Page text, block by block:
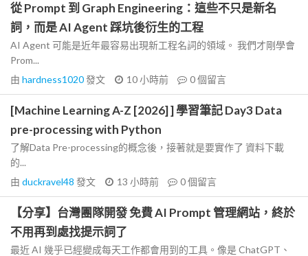
從 Prompt 到 Graph Engineering：這些不只是新名
詞，而是 AI Agent 踩坑後衍生的工程
AI Agent 可能是近年最容易出現新工程名詞的領域。 我們才剛學會
Prom...
由 hardness1020發文 10 小時前 0個留言
[Machine Learning A-Z [2026] ] 學習筆記 Day3 Data
pre-processing with Python
了解Data Pre-processing的概念後，接著就是要實作了 資料下載
的...
由 duckravel48 發文 13 小時前 0個留言
【分享】台灣團隊開發 免費 AI Prompt 管理網站，終於
不用再到處找提示詞了
最近 AI 幾乎已經變成每天工作都會用到的工具。像是 ChatGPT、